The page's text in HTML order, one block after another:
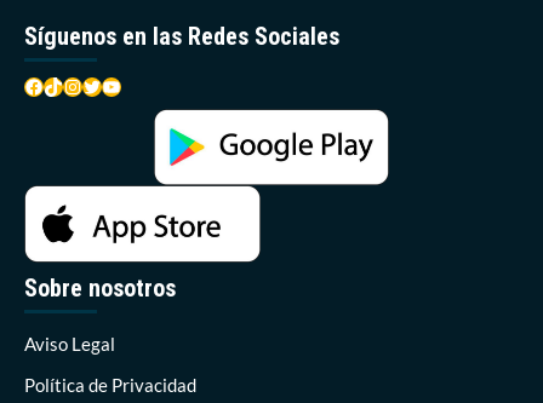
Síguenos en las Redes Sociales
Facebook
TikTok
Instagram
Twitter
YouTube
Sobre nosotros
Aviso Legal
Política de Privacidad